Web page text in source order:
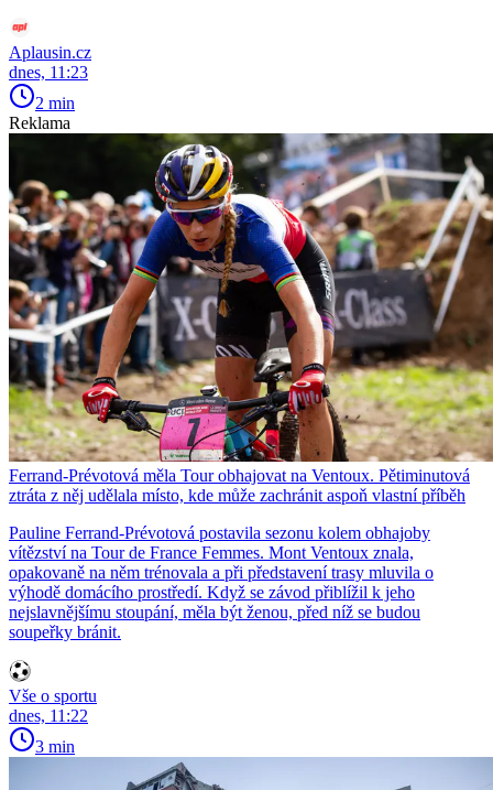
Aplausin.cz
dnes, 11:23
2 min
Reklama
Ferrand-Prévotová měla Tour obhajovat na Ventoux. Pětiminutová
ztráta z něj udělala místo, kde může zachránit aspoň vlastní příběh
Pauline Ferrand-Prévotová postavila sezonu kolem obhajoby
vítězství na Tour de France Femmes. Mont Ventoux znala,
opakovaně na něm trénovala a při představení trasy mluvila o
výhodě domácího prostředí. Když se závod přiblížil k jeho
nejslavnějšímu stoupání, měla být ženou, před níž se budou
soupeřky bránit.
Vše o sportu
dnes, 11:22
3 min